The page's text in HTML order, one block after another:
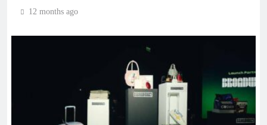
12 months ago